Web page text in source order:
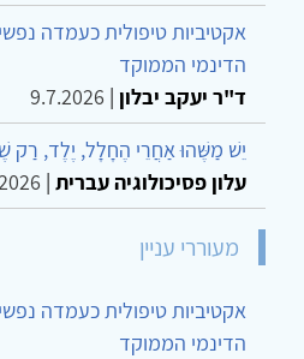
אקטיביות טיפולית כעמדה
הדינמי הממוקד
ד"ר יעקב יבלון |
9.7.2026
יֵשׁ מַשֶּׁהוּ אַחֲרֵי הֶחָלָל, יֶלֶד, רַק
עלון פסיכולוגיה עברית |
מעוררי עניין
אקטיביות טיפולית כעמדה
הדינמי הממוקד